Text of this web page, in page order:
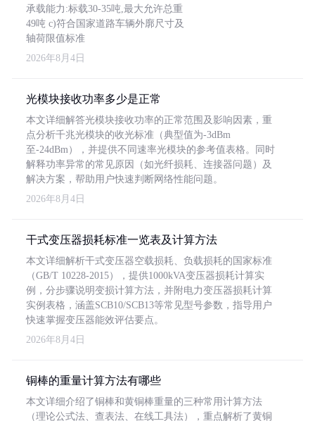
承载能力:标载30-35吨,最大允许总重
49吨 c)符合国家道路车辆外廓尺寸及
轴荷限值标准
2026年8月4日
光模块接收功率多少是正常
本文详细解答光模块接收功率的正常范围及影响因素，重
点分析千兆光模块的收光标准（典型值为-3dBm
至-24dBm），并提供不同速率光模块的参考值表格。同时
解释功率异常的常见原因（如光纤损耗、连接器问题）及
解决方案，帮助用户快速判断网络性能问题。
2026年8月4日
干式变压器损耗标准一览表及计算方法
本文详细解析干式变压器空载损耗、负载损耗的国家标准
（GB/T 10228-2015），提供1000kVA变压器损耗计算实
例，分步骤说明变损计算方法，并附电力变压器损耗计算
实例表格，涵盖SCB10/SCB13等常见型号参数，指导用户
快速掌握变压器能效评估要点。
2026年8月4日
铜棒的重量计算方法有哪些
本文详细介绍了铜棒和黄铜棒重量的三种常用计算方法
（理论公式法、查表法、在线工具法），重点解析了黄铜